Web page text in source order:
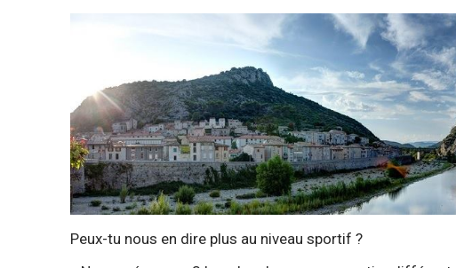
Peux-tu nous en dire plus au niveau sportif ?